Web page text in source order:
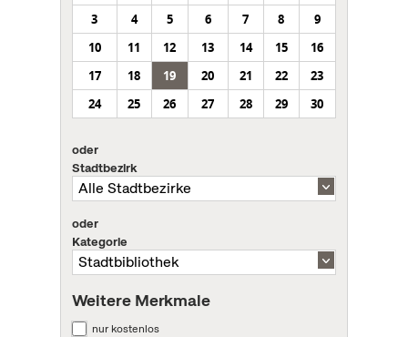
3
4 5 6 7 8
9
10
11 12 13 14 15
16
17
18 19 20 21 22
23
24
25 26 27 28 29 30
oder
Stadtbezirk
oder
Kategorie
Weitere Merkmale
nur kostenlos